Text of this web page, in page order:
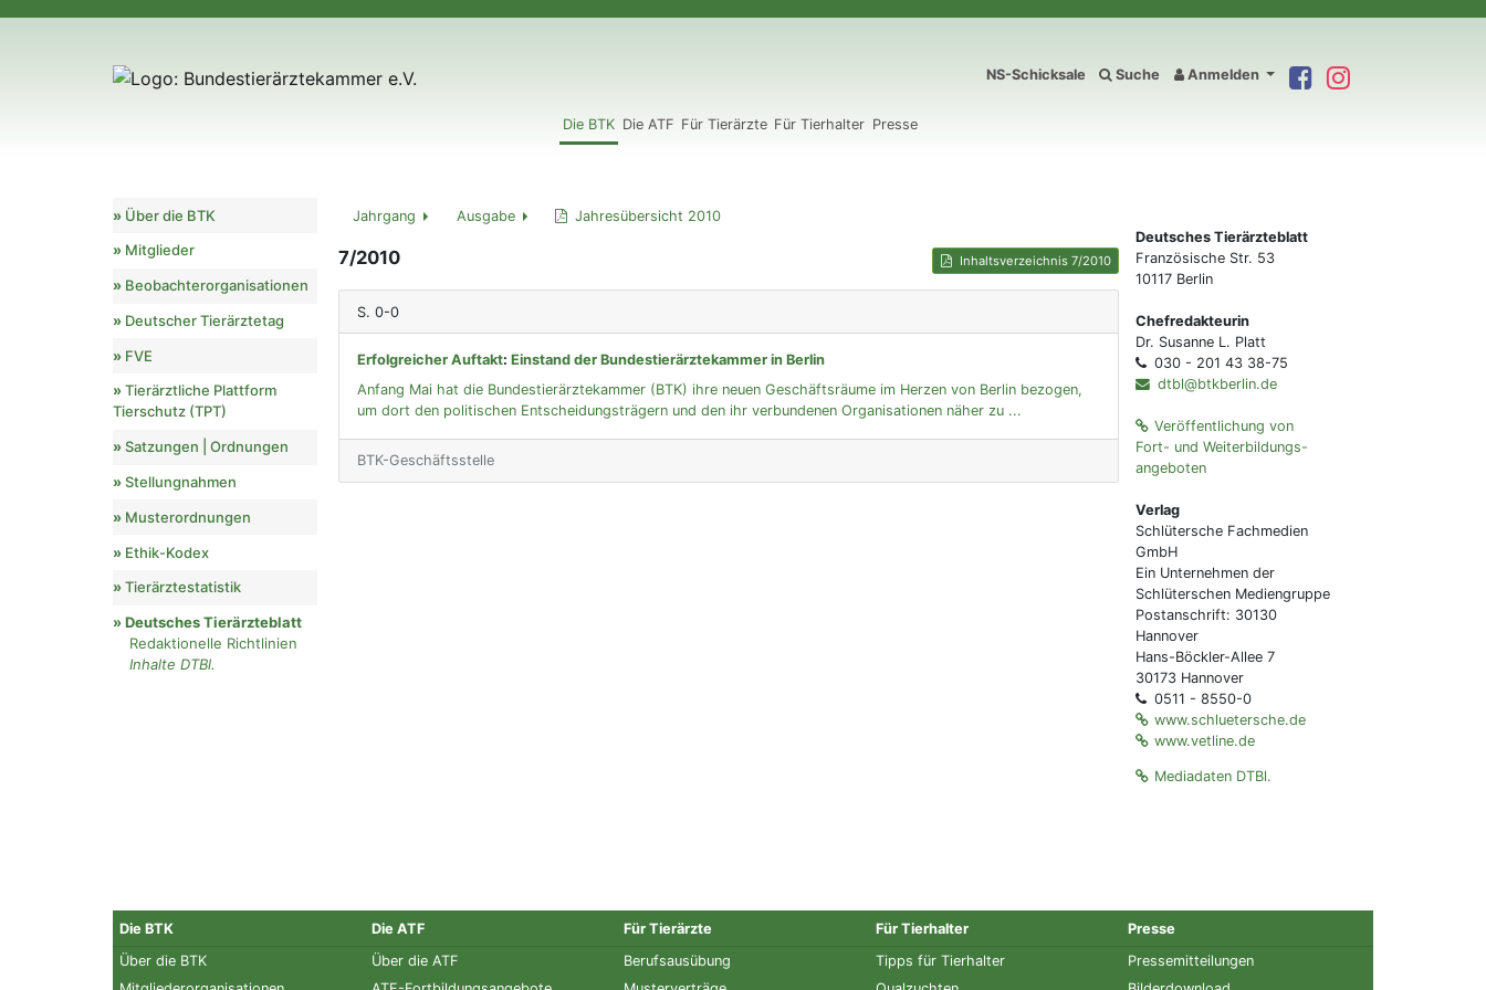
NS-Schicksale Suche Anmelden
Die BTK Die ATF Für Tierärzte Für Tierhalter Presse
Über die BTK
Mitglieder
Beobachterorganisationen
Deutscher Tierärztetag
FVE
Tierärztliche Plattform
Tierschutz (TPT)
Satzungen | Ordnungen
Stellungnahmen
Musterordnungen
Ethik-Kodex
Tierärztestatistik
Deutsches Tierärzteblatt
Redaktionelle Richtlinien
Inhalte DTBl.
Jahrgang Ausgabe Jahresübersicht 2010
7/2010 Inhaltsverzeichnis 7/2010
S. 0-0
Erfolgreicher Auftakt:Einstand der Bundestierärztekammer in Berlin
Anfang Mai hat die Bundestierärztekammer (BTK) ihre neuen Geschäftsräume im Herzen von Berlin bezogen,
um dort den politischen Entscheidungsträgern und den ihr verbundenen Organisationen näher zu ...
BTK-Geschäftsstelle
Deutsches Tierärzteblatt
Französische Str. 53
10117 Berlin
Chefredakteurin
Dr. Susanne L. Platt
030 - 201 43 38-75
dtbl@btkberlin.de
Veröffentlichung von
Fort- und Weiterbildungs-
angeboten
Verlag
Schlütersche Fachmedien
GmbH
Ein Unternehmen der
Schlüterschen Mediengruppe
Postanschrift: 30130
Hannover
Hans-Böckler-Allee 7
30173 Hannover
0511 - 8550-0
www.schluetersche.de
www.vetline.de
Mediadaten DTBl.
Die BTK
Über die BTK
Die ATF
Über die ATF
Für Tierärzte
Berufsausübung
Für Tierhalter
Tipps für Tierhalter
Presse
Pressemitteilungen